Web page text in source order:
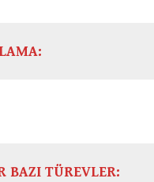
BAZI TÜREVLER: